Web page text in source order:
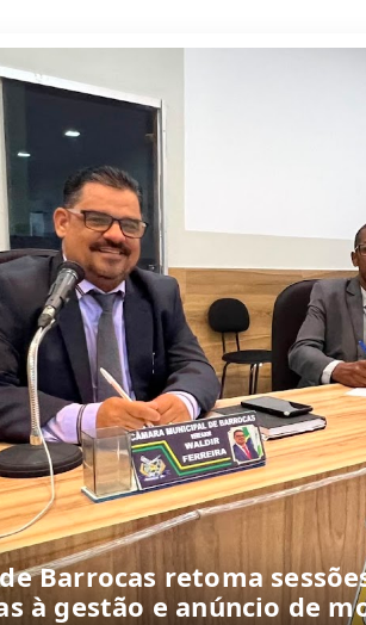
Barrocas retoma
à gestão e anúncio de